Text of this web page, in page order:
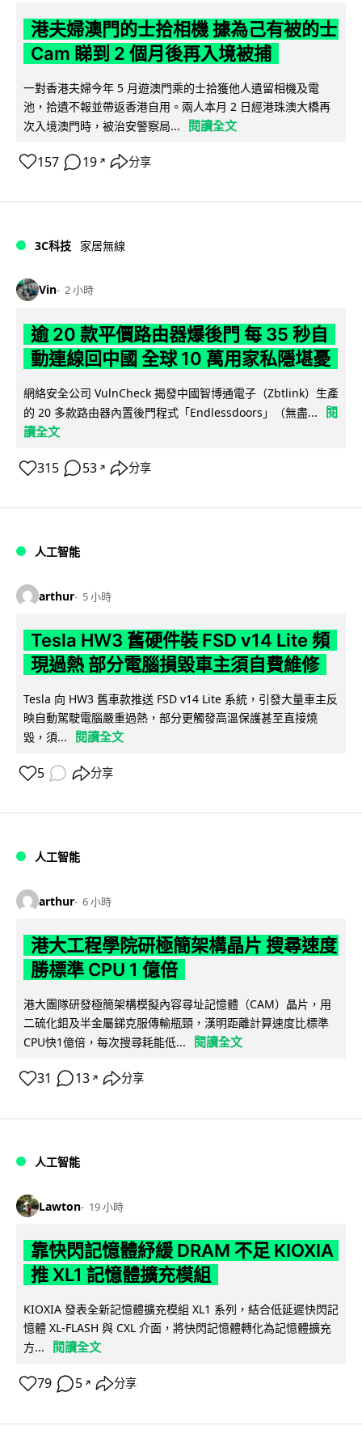
港夫婦澳門的士拾相機 據為己有被的士
Cam 睇到 2 個月後再入境被捕
一對香港夫婦今年 5 月遊澳門乘的士拾獲他人遺留相機及電
池，拾遺不報並帶返香港自用。兩人本月 2 日經港珠澳大橋再
次入境澳門時，被治安警察局...
閱讀全文
157 19 ↗ 分享
3C科技 家居無線
Vin 2 小時
逾 20 款平價路由器爆後門 每 35 秒自
動連線回中國 全球 10 萬用家私隱堪憂
網絡安全公司 VulnCheck 揭發中國智博通電子（Zbtlink）生產
的 20 多款路由器內置後門程式「Endlessdoors」（無盡...
閱
讀全文
315 53 ↗ 分享
人工智能
arthur 5 小時
Tesla HW3 舊硬件裝 FSD v14 Lite 頻
現過熱 部分電腦損毀車主須自費維修
Tesla 向 HW3 舊車款推送 FSD v14 Lite 系統，引發大量車主反
映自動駕駛電腦嚴重過熱，部分更觸發高溫保護甚至直接燒
毀，須...
閱讀全文
5 分享
人工智能
arthur 6 小時
港大工程學院研極簡架構晶片 搜尋速度
勝標準 CPU 1 億倍
港大團隊研發極簡架構模擬內容尋址記憶體（CAM）晶片，用
二硫化鉬及半金屬銻克服傳輸瓶頸，漢明距離計算速度比標準
CPU快1億倍，每次搜尋耗能低...
閱讀全文
31 13 ↗ 分享
人工智能
Lawton 19 小時
靠快閃記憶體紓緩 DRAM 不足 KIOXIA
推 XL1 記憶體擴充模組
KIOXIA 發表全新記憶體擴充模組 XL1 系列，結合低延遲快閃記
憶體 XL-FLASH 與 CXL 介面，將快閃記憶體轉化為記憶體擴充
方...
閱讀全文
79 5 ↗ 分享